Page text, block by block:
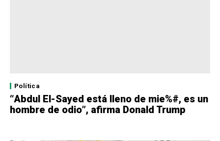
Política
“Abdul El-Sayed está lleno de mie%#, es un
hombre de odio”, afirma Donald Trump